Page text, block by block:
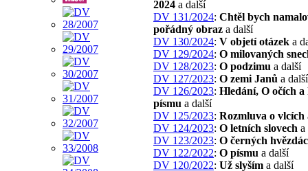
2024 a další
DV 131/2024: Chtěl bych
pořádný obraz a další
DV 130/2024: V objetí otázek a
DV 129/2024: O milovaných
DV 128/2023: O podzimu a další
DV 127/2023: O zemi Janů a další
DV 126/2023: Hledání, O očích
písmu a další
DV 125/2023: Rozmluva o vlcích
DV 124/2023: O letních slovech a
DV 123/2023: O černých
DV 122/2022: O písmu a další
DV 120/2022: Už slyším a další